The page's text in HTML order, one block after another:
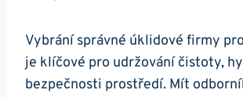
Vybrání správné úklidové firmy
je klíčové pro udržování čistoty,
bezpečnosti prostředí. Mít